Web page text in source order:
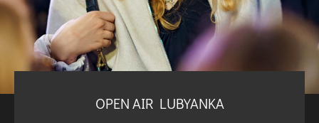
OPEN AIR LUBYANKA